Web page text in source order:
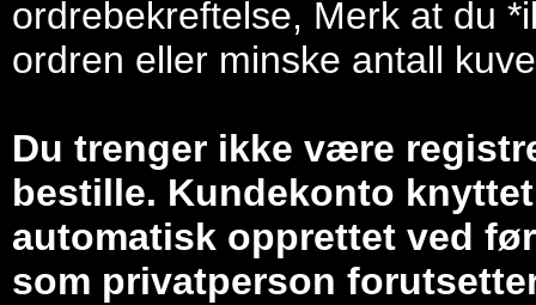
ordrebekreftelse, Merk at du
ordren eller minske antall
Du trenger ikke være
bestille. Kundekonto
automatisk opprettet ved
som privatperson